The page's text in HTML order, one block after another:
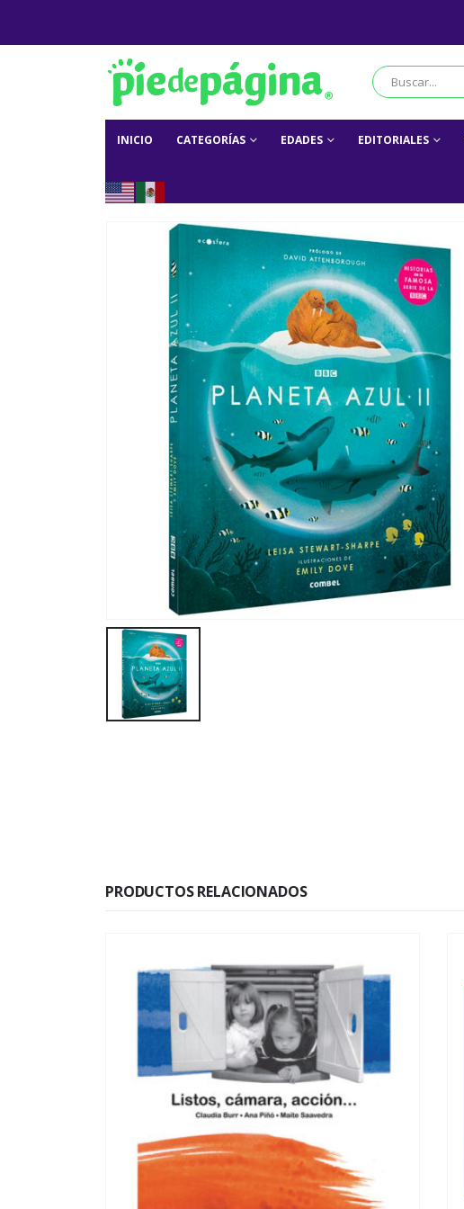
INICIO CATEGORÍAS EDADES EDITORIALES
PRODUCTOS RELACIONADOS